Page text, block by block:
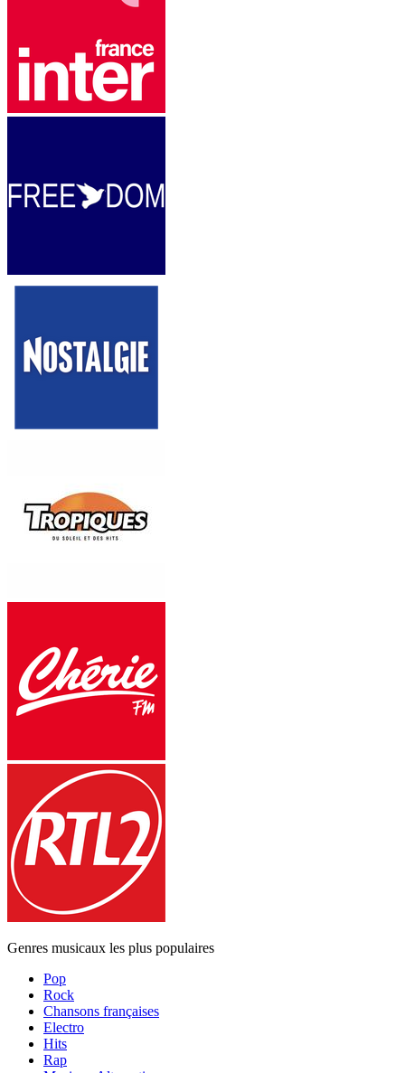
Genres musicaux les plus populaires
Pop
Rock
Chansons françaises
Electro
Hits
Rap